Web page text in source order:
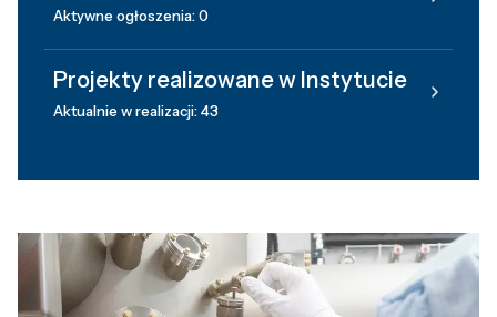
Aktywne ogłoszenia: 0
Projekty realizowane w Instytucie
Aktualnie w realizacji: 43